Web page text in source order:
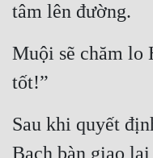
tâm lên đường.
Muội sẽ chăm lo
tốt!”
Sau khi quyết
Bạch bàn giao lại